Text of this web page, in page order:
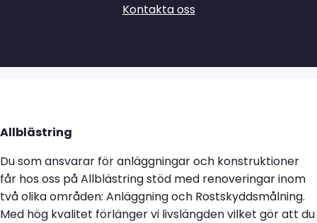
Kontakta oss
Allblästring
Du som ansvarar för anläggningar och konstruktioner
får hos oss på Allblästring stöd med renoveringar inom
två olika områden: Anläggning och Rostskyddsmålning.
Med hög kvalitet förlänger vi livslängden vilket gör att du